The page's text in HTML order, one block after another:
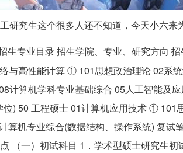
研究生这个很多人还不知道，今天小六来
生专业目录 招生学院、专业、研究方向
与高性能计算 ① 101思想政治理论 02
计算机学科专业基础综合 05人工智能及
) 50 工程硕士 01计算机应用技术 ①
机专业综合(数据结构、操作系统) 复试
（一）初试科目 1．学术型硕士研究生